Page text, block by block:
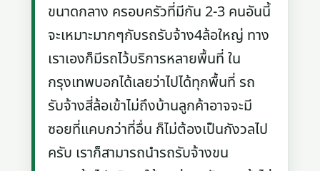
ขนาดกลาง ครอบครัวที่มีกัน 2-3 คนอันนี้
จะเหมาะมากๆกับรถรับจ้าง4ล้อใหญ่ ทาง
เราเองก็มีรถไว้บริการหลายพื้นที่ ใน
กรุงเทพบอกได้เลยว่าไปได้ทุกพื้นที่ รถ
รับจ้างสี่ล้อเข้าไม่ถึงบ้านลูกค้าอาจจะมี
ซอยที่แคบกว่าที่อื่น ก็ไม่ต้องเป็นกังวลไป
ครับ เราก็สามารถนำรถรับจ้างขน